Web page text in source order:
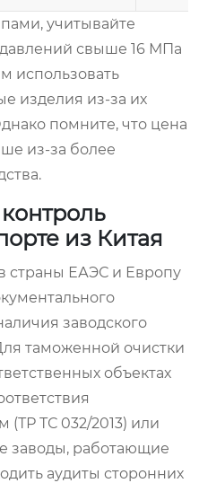
учитывайте
свыше 16 МПа
использовать
изделия из-за их
помните, что цена
из-за более
из Китая
страны ЕАЭС и Европу
заводского
таможенной очистки
объектах
(ТР ТС 032/2013) или
заводы, работающие
аудиты сторонних